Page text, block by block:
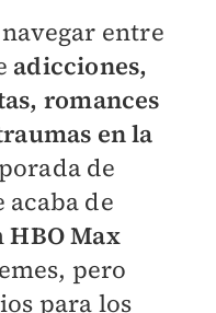
entre
adicciones,
romances
en la
de
de
HBO Max
pero
para los